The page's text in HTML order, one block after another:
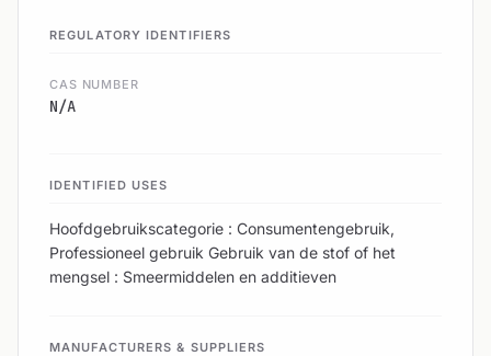
REGULATORY IDENTIFIERS
CAS NUMBER
N/A
IDENTIFIED USES
Hoofdgebruikscategorie : Consumentengebruik,
Professioneel gebruik Gebruik van de stof of het
mengsel : Smeermiddelen en additieven
MANUFACTURERS & SUPPLIERS